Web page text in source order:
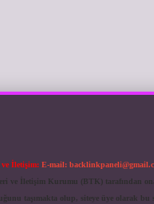
ve İletişim: E-mail:
ve İletişim Kurumu (BTK) tarafından
taşımakta olup, siteye üye olarak